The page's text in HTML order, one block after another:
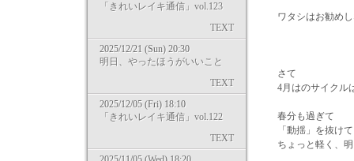
「きれいレイキ通信」vol.123
TEXT
2025/12/21 (Sun) 20:30
明日、やったほうがいいこと
TEXT
2025/12/05 (Fri) 18:10
「きれいレイキ通信」vol.122
TEXT
ワタシはお勧め
さて
4月はのサイクル
春分も過ぎて
「動揺」を抜けて
ちょっと軽く、明